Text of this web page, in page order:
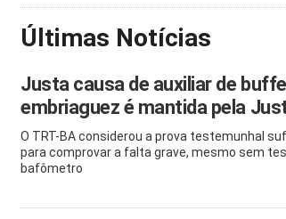
Últimas Notícias
Justa causa de auxiliar de
embriaguez é mantida pela
O TRT-BA considerou a prova testemunhal
para comprovar a falta grave, mesmo sem
bafômetro